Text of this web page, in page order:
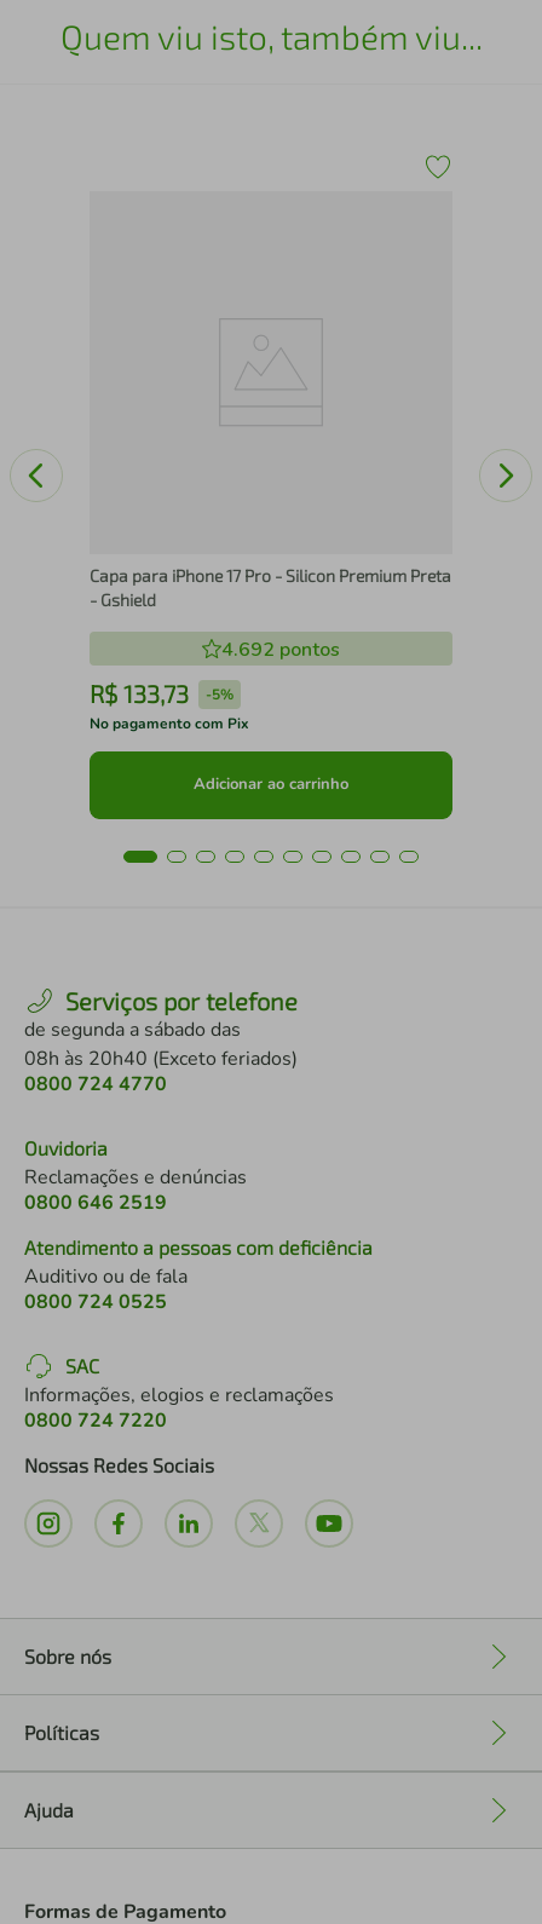
Quem viu isto, também viu...
Capa para iPhone 17 Pro - Silicon Premium Preta
- Gshield
4.692 pontos
R$ 133,73 -5%
No pagamento com Pix
Adicionar ao carrinho
Serviços por telefone
de segunda a sábado das
08h às 20h40 (Exceto feriados)
0800 724 4770
Ouvidoria
Reclamações e denúncias
0800 646 2519
Atendimento a pessoas com deficiência
Auditivo ou de fala
0800 724 0525
SAC
Informações, elogios e reclamações
0800 724 7220
Nossas Redes Sociais
Sobre nós
Políticas
Ajuda
Formas de Pagamento